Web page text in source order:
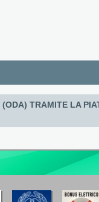
TRAMITE LA